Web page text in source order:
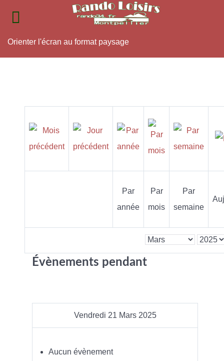
Orienter l'écran au format paysage
Par
année
Par
mois
Par
semaine
Évènements pendant
Vendredi 21 Mars 2025
Aucun évènement